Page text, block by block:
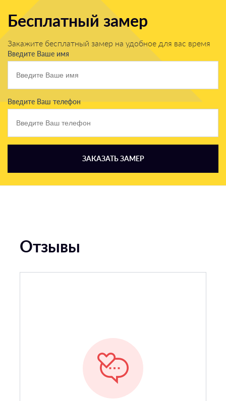
Бесплатный замер
Закажите бесплатный замер на удобное для вас время
Введите Ваше имя
Введите Ваш телефон
ЗАКАЗАТЬ ЗАМЕР
Отзывы